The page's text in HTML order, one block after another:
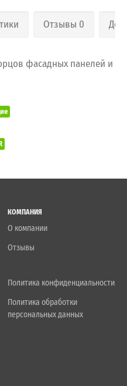
Отзывы 0
фасадных панелей и
КОМПАНИЯ
О компании
Отзывы
Политика конфиденциальности
Политика обработки
персональных данных